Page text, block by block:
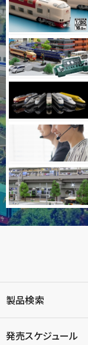
製品検索
発売スケジュール